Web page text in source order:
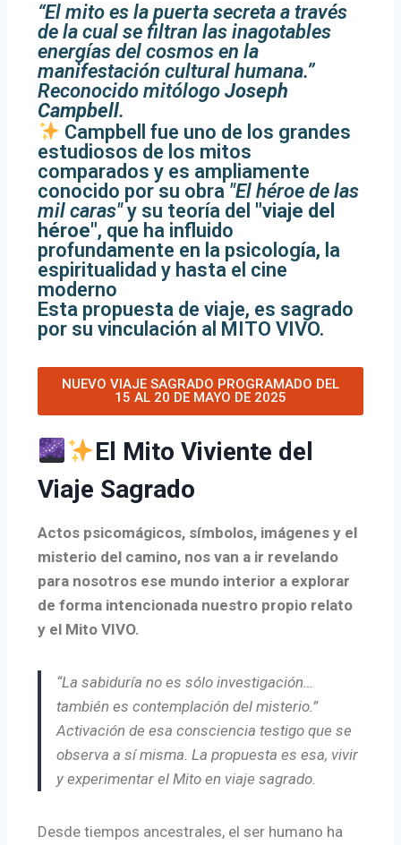
“El mito es la puerta secreta a través
de la cual se filtran las inagotables
energías del cosmos en la
manifestación cultural humana.”
Reconocido mitólogo Joseph
Campbell.
Campbell fue uno de los grandes
estudiosos de los mitos
comparados y es ampliamente
conocido por su obra "El héroe de las
mil caras"y su teoría del "viaje del
héroe", que ha influido
profundamente en la psicología, la
espiritualidad y hasta el cine
moderno
Esta propuesta de viaje, es sagrado
por su vinculación al MITO VIVO.
NUEVO VIAJE SAGRADO PROGRAMADO DEL
15 AL 20 DE MAYO DE 2025
El Mito Viviente del
Viaje Sagrado
Actos psicomágicos, símbolos, imágenes y el
misterio del camino, nos van a ir revelando
para nosotros ese mundo interior a explorar
de forma intencionada nuestro propio relato
y el Mito VIVO.
“La sabiduría no es sólo investigación…
también es contemplación del misterio.”
Activación de esa consciencia testigo que se
observa a sí misma. La propuesta es esa, vivir
y experimentar el Mito en viaje sagrado.
Desde tiempos ancestrales, el ser humano ha